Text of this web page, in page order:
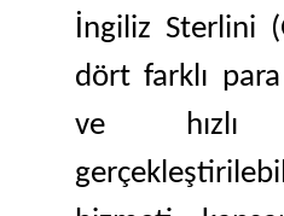
İngiliz Sterlini
dört farklı
ve hızlı